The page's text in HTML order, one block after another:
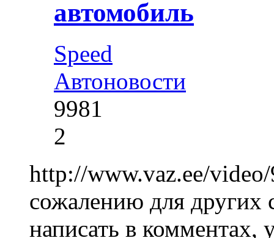
автомобиль
Speed
Автоновости
9981
2
http://www.vaz.ee/
сожалению для других
написать в комментах,